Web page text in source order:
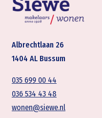
Albrechtlaan 26
1404 AL Bussum
035 699 00 44
036 534 43 48
wonen@siewe.nl